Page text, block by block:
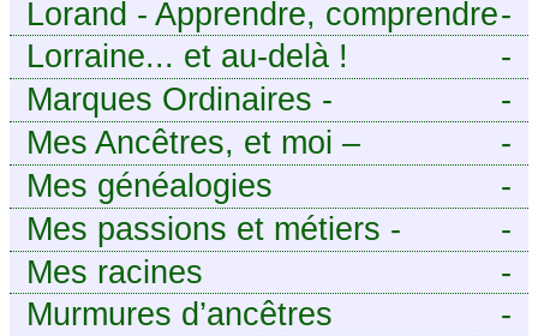
généalogie à l’écriture.
-
Lorand - Apprendre, comprendre
et transmettre pour exister.
(Descartes)
-
Lorraine... et au-delà !
-
Marques Ordinaires -
Généalogie de Moselle et
d’ailleurs
-
Mes Ancêtres, et moi –
Découvrez mes aïeux en Ille-et-
Vilaine et ailleurs
-
Mes généalogies
-
Mes passions et métiers -
Généalogie et Tir à l’Arc
-
Mes racines
-
Murmures d’ancêtres